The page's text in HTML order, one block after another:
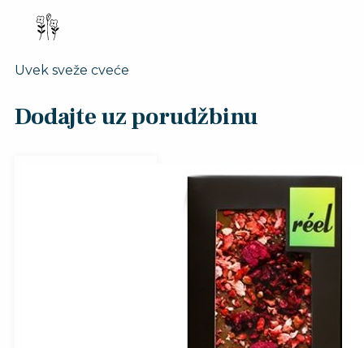
Uvek sveže cveće
Dodajte uz porudžbinu